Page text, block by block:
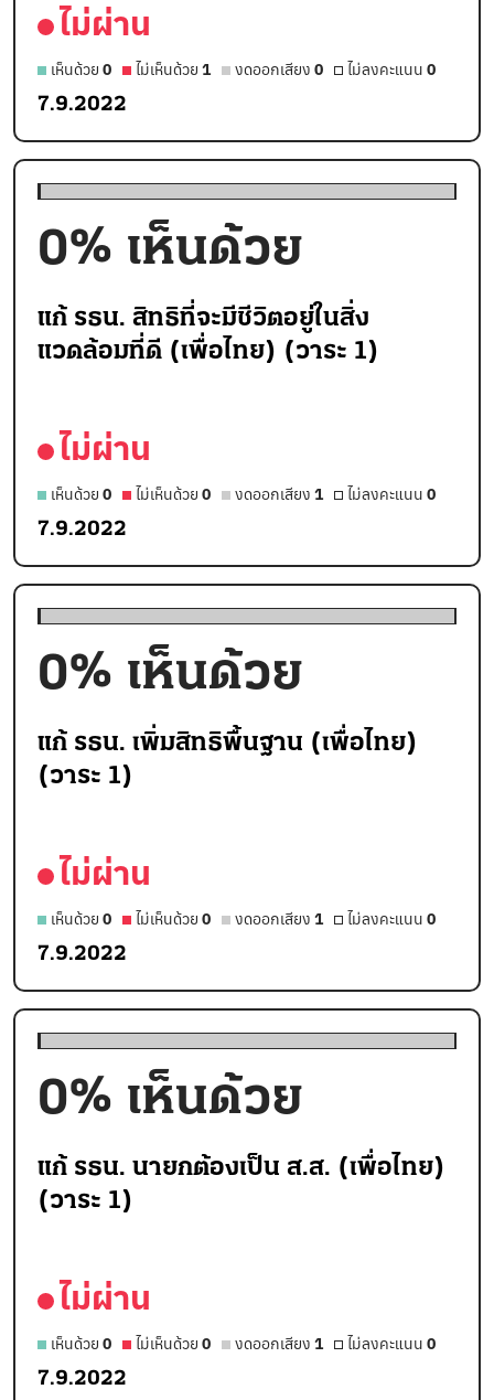
ไม่ผ่าน
เห็นด้วย 0 ไม่เห็นด้วย 1 งดออกเสียง 0 ไม่ลงคะแนน 0
7.9.2022
0% เห็นด้วย
แก้ รธน. สิทธิที่จะมีชีวิตอยู่ในสิ่ง
แวดล้อมที่ดี (เพื่อไทย) (วาระ 1)
ไม่ผ่าน
เห็นด้วย 0 ไม่เห็นด้วย 0 งดออกเสียง 1 ไม่ลงคะแนน 0
7.9.2022
0% เห็นด้วย
แก้ รธน. เพิ่มสิทธิพื้นฐาน (เพื่อไทย)
(วาระ 1)
ไม่ผ่าน
เห็นด้วย 0 ไม่เห็นด้วย 0 งดออกเสียง 1 ไม่ลงคะแนน 0
7.9.2022
0% เห็นด้วย
แก้ รธน. นายกต้องเป็น ส.ส. (เพื่อไทย)
(วาระ 1)
ไม่ผ่าน
เห็นด้วย 0 ไม่เห็นด้วย 0 งดออกเสียง 1 ไม่ลงคะแนน 0
7.9.2022